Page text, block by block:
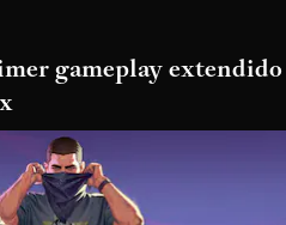
gameplay extendido